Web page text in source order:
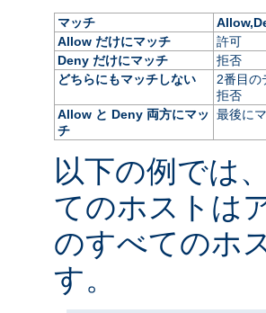
マッチ
Allow だけにマッチ
許可
Deny だけにマッチ
拒否
どちらにもマッチしない
2番目の
拒否
Allow と Deny 両方にマッ
チ
最後に
以下の例では
てのホストは
のすべてのホ
す。